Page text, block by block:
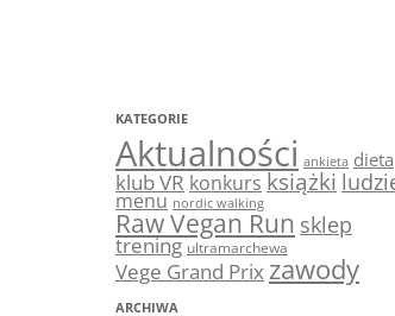
KATEGORIE
Aktualności ankieta dieta
klub VR konkurs książki
menu nordic walking
Raw Vegan Run sklep
trening ultramarchewa
Vege Grand Prix zawody
ARCHIWA